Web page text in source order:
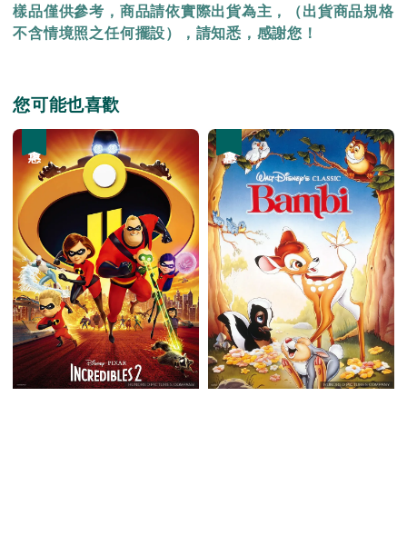
樣品僅供參考，商品請依實際出貨為主，（出貨商品規格
不含情境照之任何擺設），請知悉，感謝您！
您可能也喜歡